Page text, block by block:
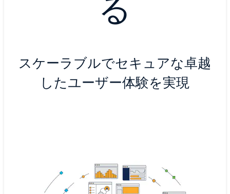
る
スケーラブルでセキュアな卓越
したユーザー体験を実現